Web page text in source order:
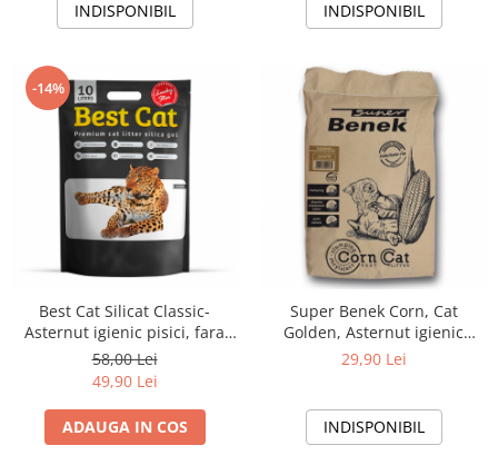
INDISPONIBIL INDISPONIBIL
-14%
Best Cat Silicat Classic-
Asternut igienic pisici, fara
aroma, 10l
58,00 Lei
49,90 Lei
ADAUGA IN COS
Super Benek Corn, Cat
Golden, Asternut igienic
pentru pisici, Classic, 7l
29,90 Lei
INDISPONIBIL